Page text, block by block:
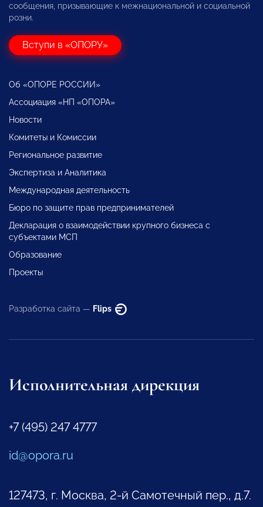
сообщения, призывающие к межнациональной и социальной
розни.
Вступи в «ОПОРУ»
Об «ОПОРЕ РОССИИ»
Ассоциация «НП «ОПОРА»
Новости
Комитеты и Комиссии
Региональное развитие
Экспертиза и Аналитика
Международная деятельность
Бюро по защите прав предпринимателей
Декларация о взаимодействии крупного бизнеса с
субъектами МСП
Образование
Проекты
Разработка сайта — Flips
Исполнительная дирекция
+7 (495) 247 4777
id@opora.ru
127473, г. Москва, 2-й Самотечный пер., д.7.